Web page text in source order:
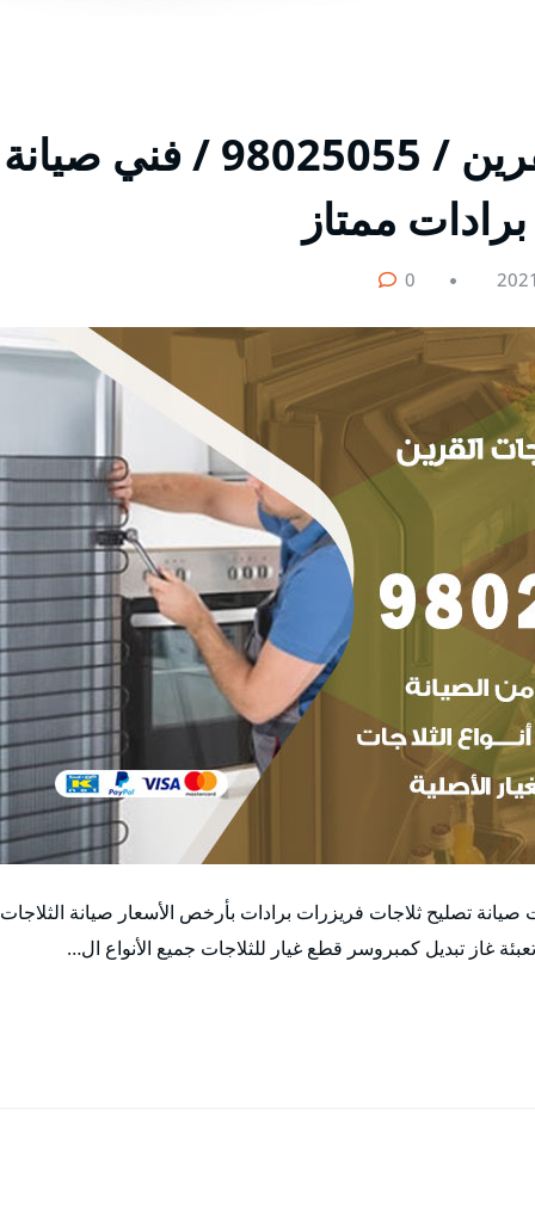
تصليح ثلاجات القرين / 98025055 / فني صيانة
ممتاز
0
صيانة تصليح ثلاجات فريزرات برادات بأرخص الأسعار صيانة الثلاجات
غاز تبديل كمبروسر قطع غيار للثلاجات جميع الأنواع ال…